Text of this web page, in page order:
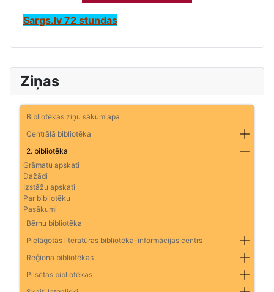
Ziņas
Bibliotēkas ziņu sākumlapa
Centrālā bibliotēka
2. bibliotēka
Grāmatu apskati
Dažādi
Izstāžu apskati
Par bibliotēku
Pasākumi
Bērnu bibliotēka
Pielāgotās literatūras bibliotēka-informācijas centrs
Reģiona bibliotēkas
Pilsētas bibliotēkas
Sargs.lv 72 stundas